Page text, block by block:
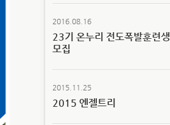
2016.08.16
23기 온누리 전도폭발훈련생
모집
2015.11.25
2015 엔젤트리